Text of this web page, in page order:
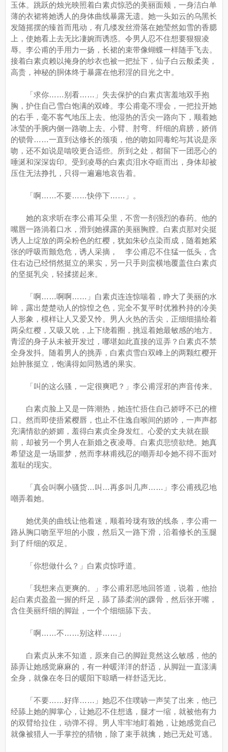
玉体。跳跃的烛光映照着白素贞惊恐的美丽面颊，一身洁白单
薄的衣裙将她诱人的身体曲线暴露无遗。她一头如云的乌黑长
发随摇摆的臻首而甩动，有几缕发丝滑落在她莹然如雪的香腮
上，使她看上去无比凄婉而诱惑。令男人忍不住想要狠狠凌
辱。李公甫的手用力一扬，长裙的束带像蝴蝶一样随手飞去。
接着白素贞赖以掩身的纱衣也被一把扯下，仙子白云般柔美，
高贵，神秘的胴体终于暴露在他邪淫的目光之中。
「求你……别看……」失去保护的白素贞害羞地双手抱
胸，护住自己雪白饱满的双峰。李公甫毫不理会，一把拉开她
的右手，毫不客气地压上去。他湿热的舌尖一路向下，顺着她
冰莹的手腕内侧一路吻上去。小臂、肘弯、纤细的肩膀，娇俏
的锁骨……一直到达修长的颈项，他的吻如同毒蛇与其说是亲
吻，还不如说是啮咬更合适些。所到之处，都留下一团恶心的
唾涎和深深齿印。受到凌辱的白素贞泪水夺眶而出，身体却被
压住无法挣扎，只得一遍遍地哀告着。
「啊……不要……快停下……」。
她的哀求听在李公甫耳朵里，不啻一剂强烈的春药。他的
嘴唇一路淌着口水，滑到她裸露的美丽胸膛。白素贞那对尖挺
诱人上绽放的两朵粉色的红樱，犹如朱砂点染而成，随着她紧
张的呼吸而颤危危，诱人采摘， 李公甫忍不住猛一低头，含
住右边已经悄然挺立的果实，另一只手则蛮横地覆盖住白素贞
的坚挺乳尖，轻揉搓起来。
「啊……啊啊……」白素贞连连惊喘着，睁大了美丽的水
眸，露出楚楚动人的惊惶之色，完全不复平时优雅矜持的冷美
人形象，模样让人又爱又怜。男人火热的舌尖，正细细描绘着
两朵红樱，又吸又吮，上下绕着圈，挑逗着她最敏感的地方。
青涩的身子从未被开发过，哪堪如此直接的逗弄？白素贞不禁
全身发抖。随着男人的挑弄，白素贞雪白双峰上的两颗红樱开
始肿胀挺立，饱满得如同熟透的果实。
「叫的这么骚，一定很爽吧？」李公甫淫邪的声音传来。
白素贞脸上又是一阵潮热，她连忙捂住自己娇呼不已的檀
口。然而即使捂紧樱唇，也止不住逸自喉间的娇吟，一声声都
充满情欲的娇媚，羞得白素贞全身发红。心爱的丈夫就在眼
前，却被另一个男人在新婚之夜凌辱。白素贞悲愤欲绝。她真
希望这是一场噩梦，然而李林甫残忍的嘲弄却令她不得不面对
羞耻的现实。
「真会叫啊小骚货…叫…再多叫几声……」李公甫残忍地
嘲弄着她。
她优美的曲线让他着迷，顺着玲珑有致的线条，李公甫一
路从胸口吻至平坦的小腹，然后又一路下滑，沿着修长的玉腿
到了纤细的双足。
「你想做什么？」白素贞惊呼道。
「我想来点更爽的。」李公甫邪恶地回答道，说着，他抬
起白素贞盈盈一握的纤足，舔了舔柔润的踝骨，然后张开嘴，
含住美丽纤细的脚趾，一个个细细舔下去。
「啊……不……别这样……」
白素贞从来不知道，原来自己的脚趾竟然这么敏感，他的
舔弄让她感觉麻麻的，有一种暖洋洋的舒适，从脚趾一直漾满
全身，就像在冬日的暖阳下晾晒一样舒适无比。
「不要……好痒……」她忍不住噗哧一声笑了出来，他已
经舔上她的脚掌心，让她忍不住想逃，腿才一缩，就被他有力
的双臂给拉住，动弹不得。男人牢牢地盯着她，让她感觉自己
就像被猎人一手掌控的猎物，除了束手就擒，她已无处可逃。